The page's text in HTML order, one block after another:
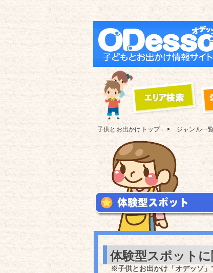
子供とお出かけ トップ ジャンル一
体験型スポット
※子供とお出かけ「オデッソ」